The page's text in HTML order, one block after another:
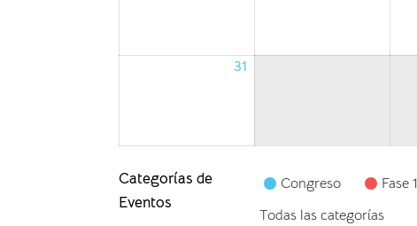
31
Categorías de
Eventos
Congreso Fase 1
Todas las categorías